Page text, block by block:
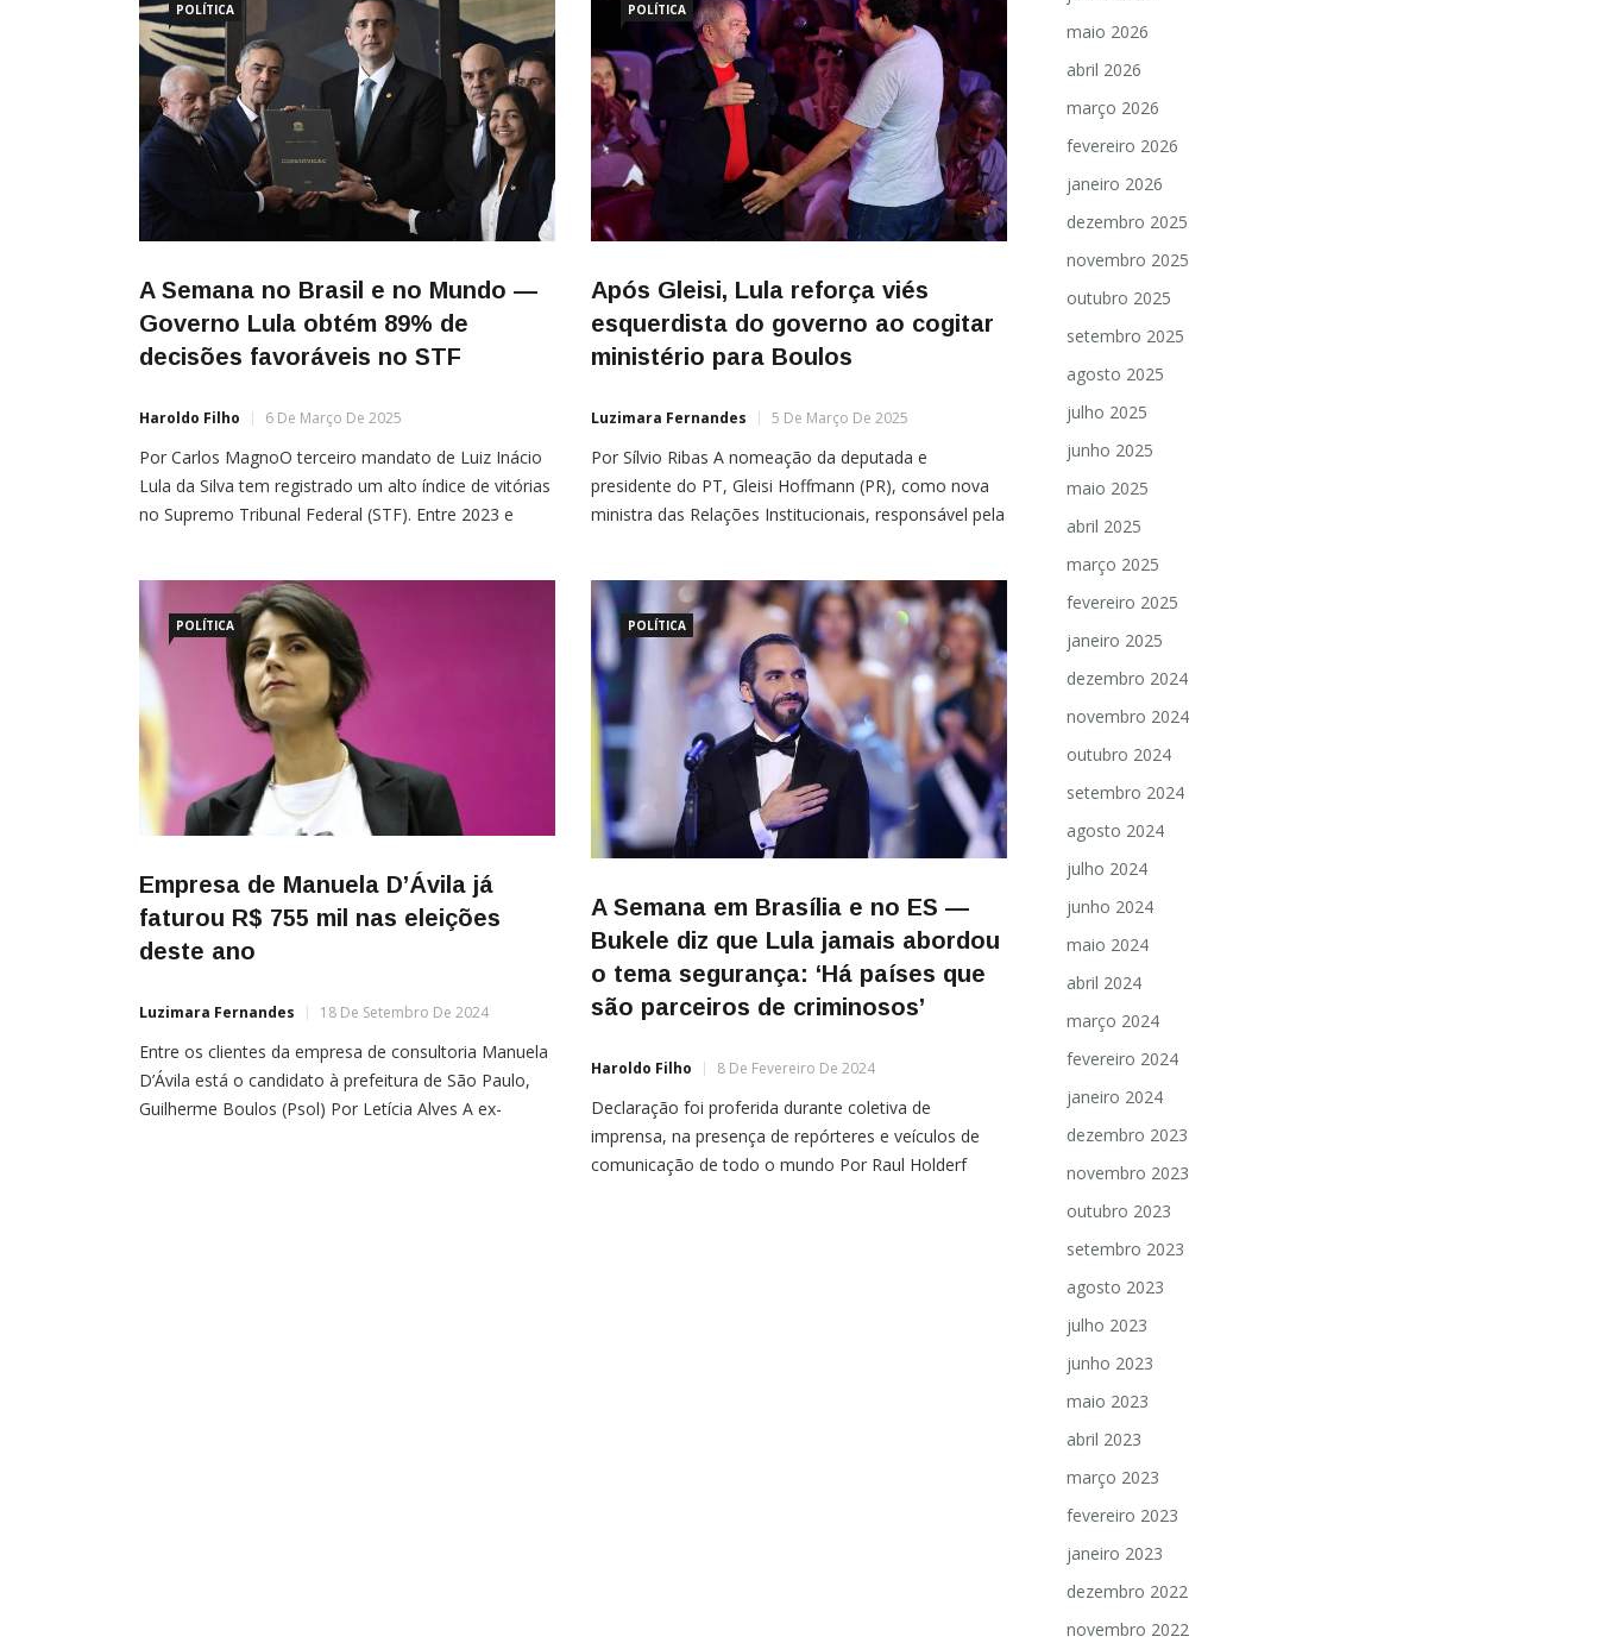
das Relações Institucionais (SRI), gesto que sinalizou
POLÍTICA
A Semana no Brasil e no Mundo —
Governo Lula obtém 89% de
decisões favoráveis no STF
Haroldo Filho 6 De Março De 2025
Por Carlos MagnoO terceiro mandato de Luiz Inácio
Lula da Silva tem registrado um alto índice de vitórias
no Supremo Tribunal Federal (STF). Entre 2023 e
favoráveis, segundo levantamento da Advocacia-
Geral da União (AGU), publicado pela Folha de
S.Paulo. Os dados […]
POLÍTICA
Após Gleisi, Lula reforça viés
esquerdista do governo ao cogitar
ministério para Boulos
Luzimara Fernandes 5 De Março De 2025
Por Sílvio Ribas A nomeação da deputada e
presidente do PT, Gleisi Hoffmann (PR), como nova
ministra das Relações Institucionais, responsável pela
o caráter esquerdista de seu governo. De acordo
com informações da Folha de São Paulo, […]
POLÍTICA
Empresa de Manuela D’Ávila já
faturou R$ 755 mil nas eleições
deste ano
Luzimara Fernandes 18 De Setembro De 2024
Entre os clientes da empresa de consultoria Manuela
D’Ávila está o candidato à prefeitura de São Paulo,
Guilherme Boulos (Psol) Por Letícia Alves A ex-
POLÍTICA
A Semana em Brasília e no ES —
Bukele diz que Lula jamais abordou
o tema segurança: ‘Há países que
são parceiros de criminosos’
Haroldo Filho 8 De Fevereiro De 2024
Declaração foi proferida durante coletiva de
imprensa, na presença de repórteres e veículos de
comunicação de todo o mundo Por Raul Holderf
maio 2026
abril 2026
março 2026
fevereiro 2026
janeiro 2026
dezembro 2025
novembro 2025
outubro 2025
setembro 2025
agosto 2025
julho 2025
junho 2025
maio 2025
abril 2025
março 2025
fevereiro 2025
janeiro 2025
dezembro 2024
novembro 2024
outubro 2024
setembro 2024
agosto 2024
julho 2024
junho 2024
maio 2024
abril 2024
março 2024
fevereiro 2024
janeiro 2024
dezembro 2023
novembro 2023
outubro 2023
setembro 2023
agosto 2023
julho 2023
junho 2023
maio 2023
abril 2023
março 2023
fevereiro 2023
janeiro 2023
dezembro 2022
novembro 2022